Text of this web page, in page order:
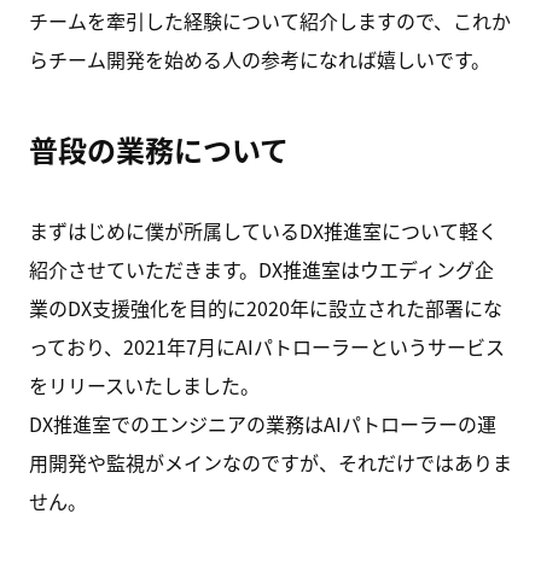
チームを牽引した経験について紹介しますので、これか
らチーム開発を始める人の参考になれば嬉しいです。
普段の業務について
まずはじめに僕が所属しているDX推進室について軽く
紹介させていただきます。DX推進室はウエディング企
業のDX支援強化を目的に2020年に設立された部署にな
っており、2021年7月にAIパトローラーというサービス
をリリースいたしました。
DX推進室でのエンジニアの業務はAIパトローラーの運
用開発や監視がメインなのですが、それだけではありま
せん。